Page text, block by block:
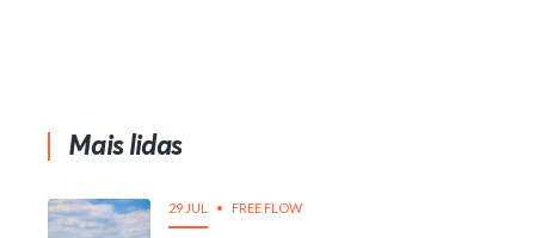
Mais lidas
29 JUL FREE FLOW